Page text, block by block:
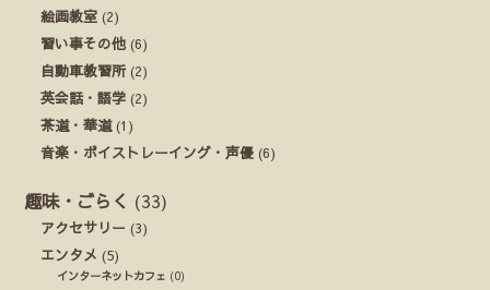
絵画教室 (2)
習い事その他 (6)
自動車教習所(2)
英会話・語学 (2)
茶道・華道(1)
音楽・ボイストレーイング・声優 (6)
趣味・ごらく (33)
アクセサリー (3)
エンタメ (5)
インターネットカフェ (0)